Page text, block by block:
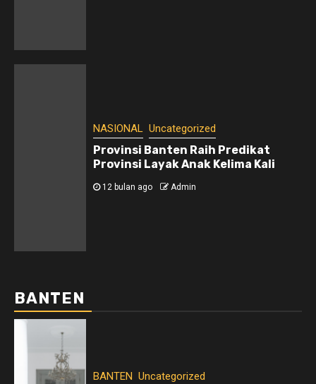
NASIONAL Uncategorized
Provinsi Banten Raih Predikat
Provinsi Layak Anak Kelima Kali
12 bulan ago Admin
BANTEN
BANTEN Uncategorized